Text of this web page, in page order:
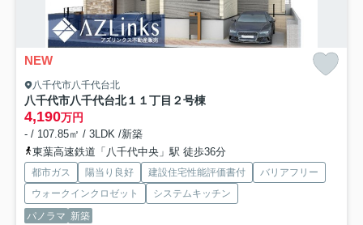
NEW
八千代市八千代台北
八千代市八千代台北１１丁目 ２号棟
4,190万円
- / 107.85㎡ / 3LDK /新築
東葉高速鉄道「八千代中央」駅 徒歩36分
都市ガス 陽当り良好 建設住宅性能評価書付
バリアフリー
ウォークインクロゼット
システムキッチン
パノラマ 新築